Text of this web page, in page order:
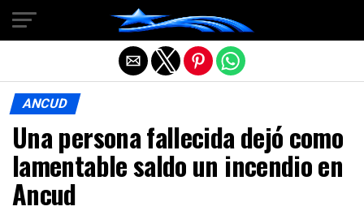
ANCUD
Una persona fallecida dejó como
lamentable saldo un incendio en
Ancud
Salir de la versión móvil